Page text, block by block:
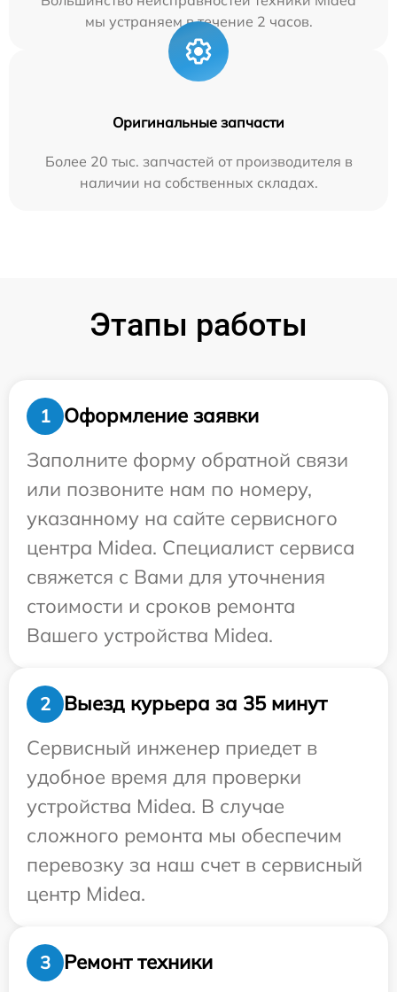
мы устраняем в течение 2 часов.
Оригинальные запчасти
Более 20 тыс. запчастей от производителя в
наличии на собственных складах.
Этапы работы
1
Оформление заявки
Заполните форму обратной связи
или позвоните нам по номеру,
указанному на сайте сервисного
центра Midea. Специалист сервиса
свяжется с Вами для уточнения
стоимости и сроков ремонта
Вашего устройства Midea.
2
Выезд курьера за 35 минут
Сервисный инженер приедет в
удобное время для проверки
устройства Midea. В случае
сложного ремонта мы обеспечим
перевозку за наш счет в сервисный
центр Midea.
3 Ремонт техники